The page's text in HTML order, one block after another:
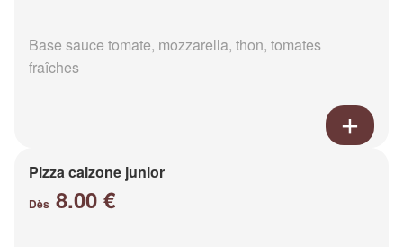
Base sauce tomate, mozzarella, thon, tomates
fraîches
Pizza calzone junior
Dès 8.00 €